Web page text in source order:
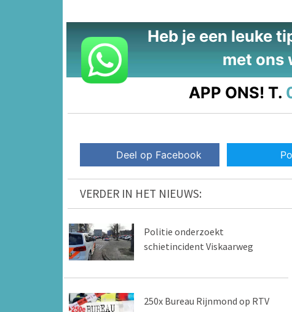
Heb je een leuke
met ons
APP ONS! T.
Deel op Facebook
VERDER IN HET NIEUWS:
Politie onderzoekt
schietincident Viskaarweg
250x Bureau Rijnmond op RTV